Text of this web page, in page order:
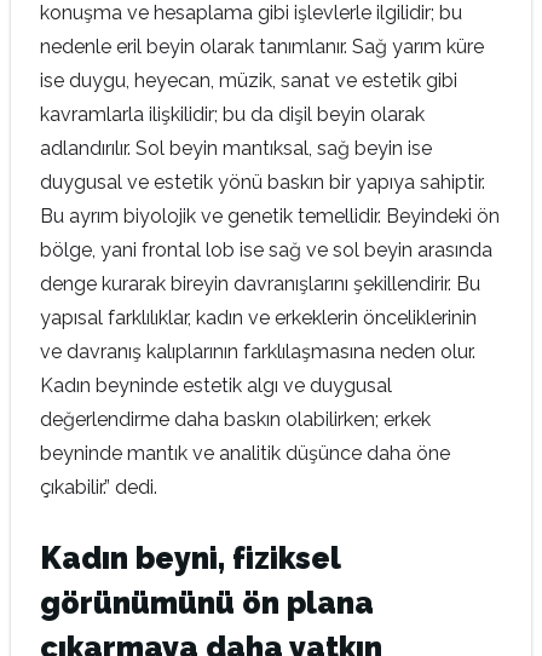
konuşma ve hesaplama gibi işlevlerle ilgilidir; bu
nedenle eril beyin olarak tanımlanır. Sağ yarım küre
ise duygu, heyecan, müzik, sanat ve estetik gibi
kavramlarla ilişkilidir; bu da dişil beyin olarak
adlandırılır. Sol beyin mantıksal, sağ beyin ise
duygusal ve estetik yönü baskın bir yapıya sahiptir.
Bu ayrım biyolojik ve genetik temellidir. Beyindeki ön
bölge, yani frontal lob ise sağ ve sol beyin arasında
denge kurarak bireyin davranışlarını şekillendirir. Bu
yapısal farklılıklar, kadın ve erkeklerin önceliklerinin
ve davranış kalıplarının farklılaşmasına neden olur.
Kadın beyninde estetik algı ve duygusal
değerlendirme daha baskın olabilirken; erkek
beyninde mantık ve analitik düşünce daha öne
çıkabilir.” dedi.
Kadın beyni, fiziksel
görünümünü ön plana
çıkarmaya daha yatkın